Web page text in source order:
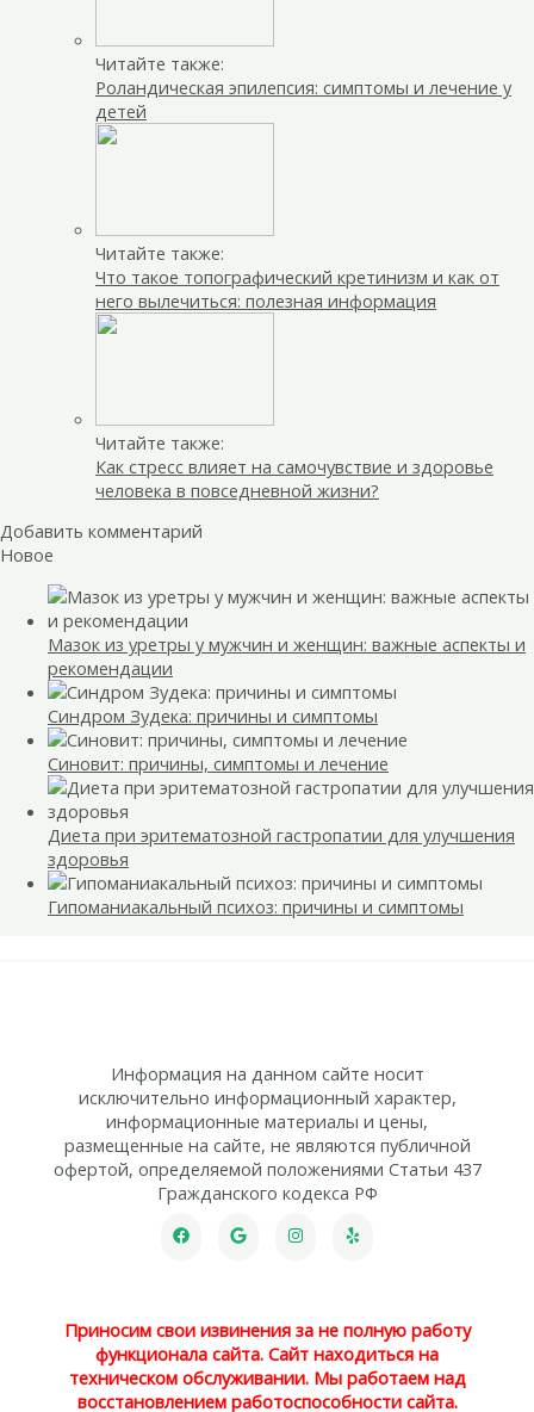
Читайте также:
Роландическая эпилепсия: симптомы и лечение у
детей
Читайте также:
Что такое топографический кретинизм и как от
него вылечиться: полезная информация
Читайте также:
Как стресс влияет на самочувствие и здоровье
человека в повседневной жизни?
Добавить комментарий
Новое
Мазок из уретры у мужчин и женщин: важные аспекты и
рекомендации
Синдром Зудека: причины и симптомы
Синовит: причины, симптомы и лечение
Диета при эритематозной гастропатии для улучшения
здоровья
Гипоманиакальный психоз: причины и симптомы
Информация на данном сайте носит
исключительно информационный характер,
информационные материалы и цены,
размещенные на сайте, не являются публичной
офертой, определяемой положениями Статьи 437
Гражданского кодекса РФ
Приносим свои извинения за не полную работу
функционала сайта. Сайт находиться на
техническом обслуживании. Мы работаем над
восстановлением работоспособности сайта.